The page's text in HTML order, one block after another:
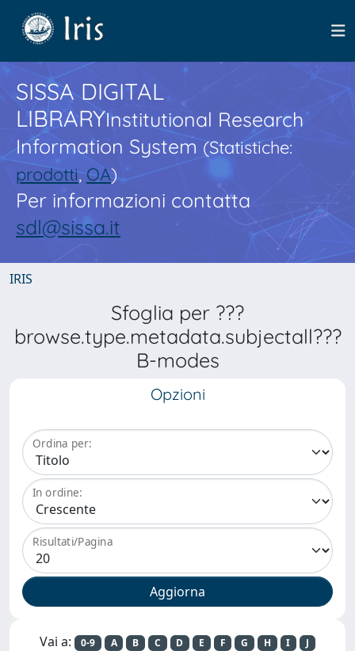
SISSA DIGITAL
LIBRARYInstitutional Research
Information System(Statistiche:
prodotti,OA)
Per informazioni contatta
sdl@sissa.it
IRIS
Sfoglia per ???
browse.type.metadata.subjectall???
B-modes
Opzioni
Ordina per:
In ordine:
Risultati/Pagina
Vai a: 0-9 A B C D E F G H I
J